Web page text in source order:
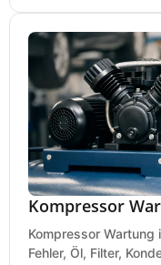
Kompressor
Kompressor
Fehler, Öl, Filter,